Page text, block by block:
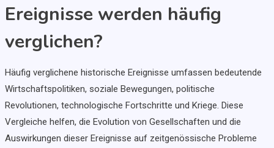
Ereignisse werden häufig
verglichen?
Häufig verglichene historische Ereignisse umfassen bedeutende
Wirtschaftspolitiken, soziale Bewegungen, politische
Revolutionen, technologische Fortschritte und Kriege. Diese
Vergleiche helfen, die Evolution von Gesellschaften und die
Auswirkungen dieser Ereignisse auf zeitgenössische Probleme